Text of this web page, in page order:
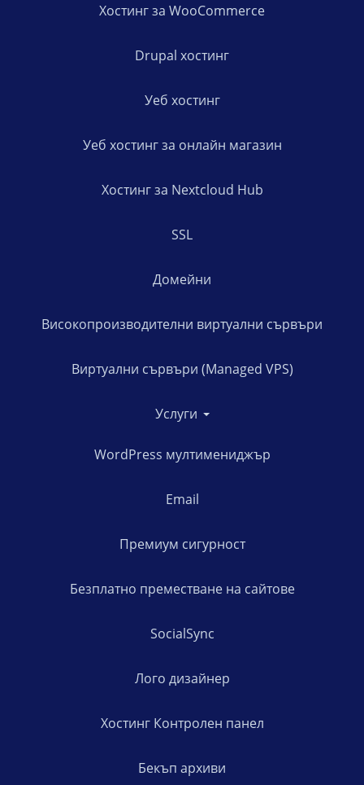
Хостинг за WooCommerce
Drupal хостинг
Уеб хостинг
Уеб хостинг за онлайн магазин
Хостинг за Nextcloud Hub
SSL
Домейни
Високопроизводителни виртуални сървъри
Виртуални сървъри (Managed VPS)
Услуги
WordPress мултимениджър
Email
Премиум сигурност
Безплатно преместване на сайтове
SocialSync
Лого дизайнер
Хостинг Контролен панел
Бекъп архиви